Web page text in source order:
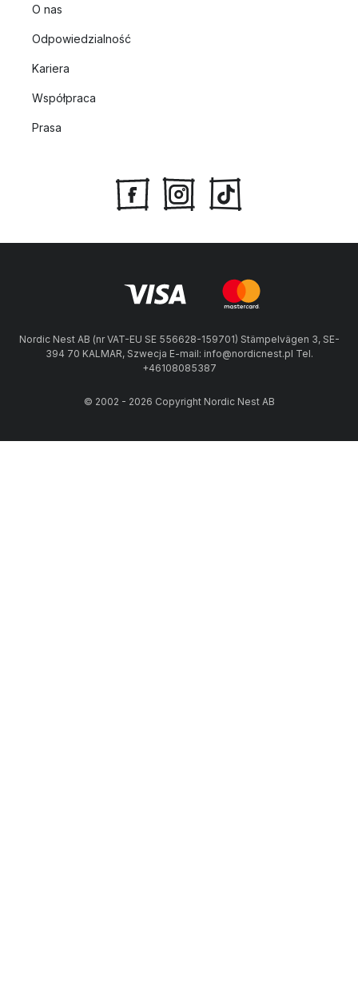
O nas
Odpowiedzialność
Kariera
Współpraca
Prasa
Nordic Nest AB (nr VAT-EU SE 556628-159701) Stämpelvägen 3, SE-
394 70 KALMAR, Szwecja E-mail: info@nordicnest.pl Tel.
+46108085387
© 2002 - 2026 Copyright Nordic Nest AB